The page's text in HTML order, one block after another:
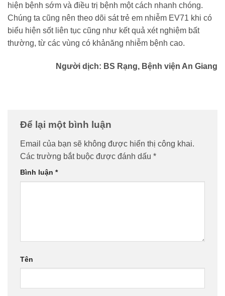
hiện bệnh sớm và điều trị bệnh một cách nhanh chóng.
Chúng ta cũng nên theo dõi sát trẻ em nhiễm EV71 khi có
biểu hiện sốt liên tục cũng như kết quả xét nghiệm bất
thường, từ các vùng có khảnăng nhiễm bệnh cao.
Người dịch: BS Rạng, Bệnh viện An Giang
Để lại một bình luận
Email của bạn sẽ không được hiển thị công khai.
Các trường bắt buộc được đánh dấu *
Bình luận *
Tên